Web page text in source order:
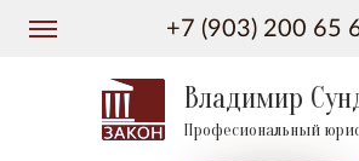
+7 (903) 200 65
Владимир
Професиональный